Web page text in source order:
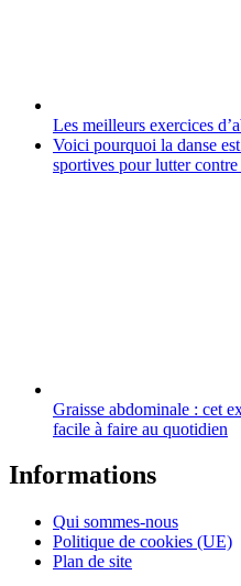
Les meilleurs exercices
Voici pourquoi la danse
sportives pour lutter contre
Graisse abdominale : cet
facile à faire au quotidien
Informations
Qui sommes-nous
Politique de cookies (UE)
Plan de site